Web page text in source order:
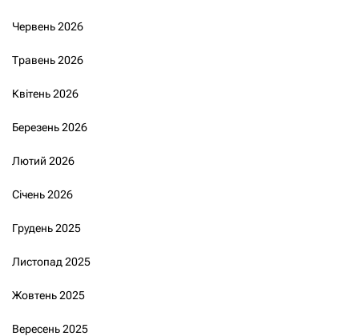
Червень 2026
Травень 2026
Квітень 2026
Березень 2026
Лютий 2026
Січень 2026
Грудень 2025
Листопад 2025
Жовтень 2025
Вересень 2025